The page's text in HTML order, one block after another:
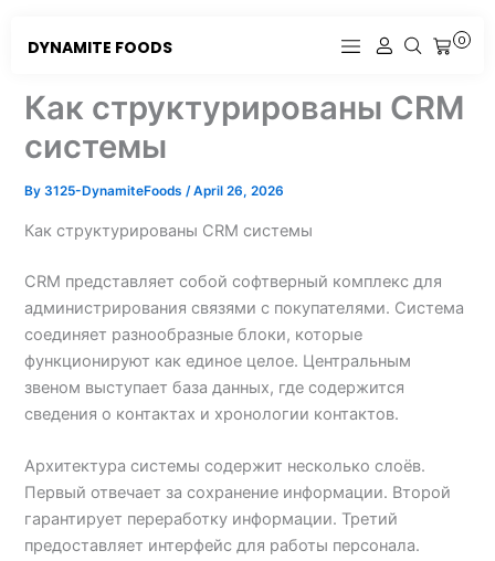
DYNAMITE FOODS 0
CART
Как структурированы CRM
системы
By3125-DynamiteFoods/April 26, 2026
Как структурированы CRM системы
CRM представляет собой софтверный комплекс для
администрирования связями с покупателями. Система
соединяет разнообразные блоки, которые
функционируют как единое целое. Центральным
звеном выступает база данных, где содержится
сведения о контактах и хронологии контактов.
Архитектура системы содержит несколько слоёв.
Первый отвечает за сохранение информации. Второй
гарантирует переработку информации. Третий
предоставляет интерфейс для работы персонала.